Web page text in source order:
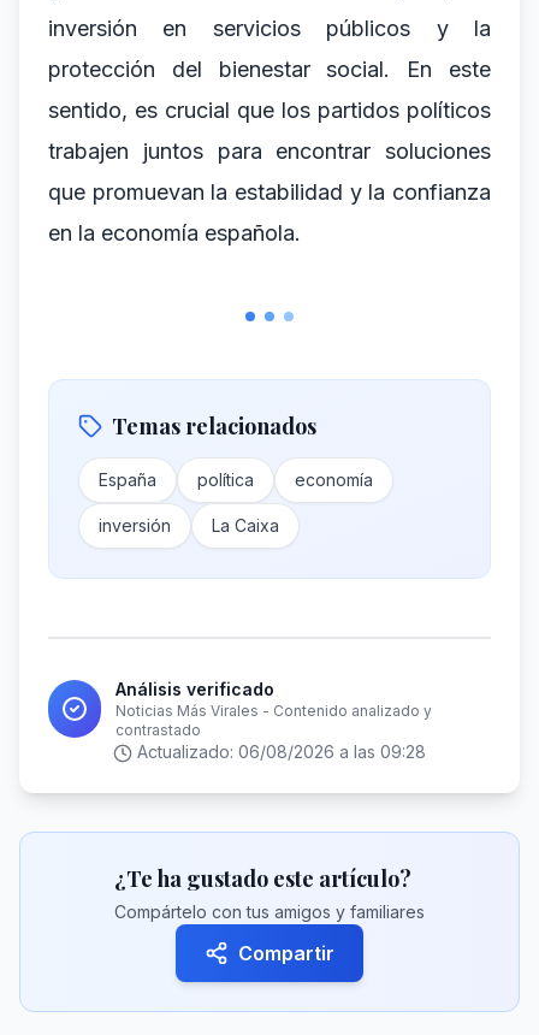
inversión en servicios públicos y la
protección del bienestar social. En este
sentido, es crucial que los partidos políticos
trabajen juntos para encontrar soluciones
que promuevan la estabilidad y la confianza
en la economía española.
Temas relacionados
España política economía
inversión La Caixa
Análisis verificado
Noticias Más Virales - Contenido analizado y
contrastado
Actualizado: 06/08/2026 a las 09:28
¿Te ha gustado este artículo?
Compártelo con tus amigos y familiares
Compartir